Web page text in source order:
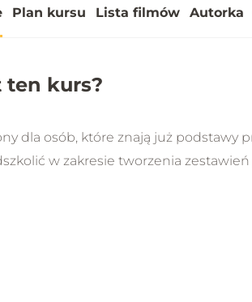
Plan kursu Lista filmów Autorka
ten kurs?
dla osób, które znają już podstawy
w zakresie tworzenia